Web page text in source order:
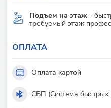
Подъем на этаж -
требуемый этаж
ОПЛАТА
Оплата картой
СБП (Система быстрых